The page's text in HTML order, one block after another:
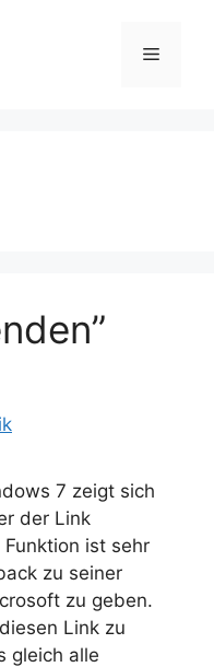
Menü
7 zeigt sich
der Link
Funktion ist sehr
zu seiner
zu geben.
Link zu
gleich alle